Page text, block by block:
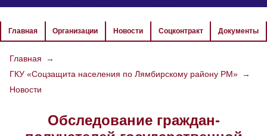
ЦВЕТОВАЯ СХЕМА
РАЗМЕР ТЕКСТА
ИЗОБРАЖЕНИЯ
Главная Организации Новости Соцконтракт Документы
Главная
→
ГКУ «Соцзащита населения по Лямбирскому району РМ» →
Новости
Обследование граждан-